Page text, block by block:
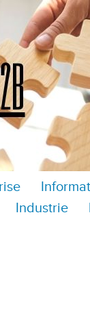
Industrie